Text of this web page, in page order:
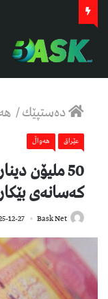
دەستپێك/
عێراق هەواڵ
50 ملیۆن
کەسانەی
Bask Net
12-27